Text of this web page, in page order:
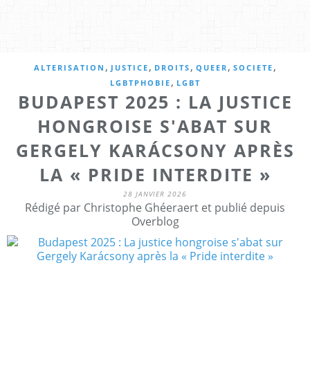
ALTERISATION , JUSTICE , DROITS , QUEER , SOCIETE ,
LGBTPHOBIE , LGBT
BUDAPEST 2025 : LA JUSTICE
HONGROISE S'ABAT SUR
GERGELY KARÁCSONY APRÈS
LA « PRIDE INTERDITE »
28 JANVIER 2026
Rédigé par Christophe Ghéeraert et publié depuis
Overblog